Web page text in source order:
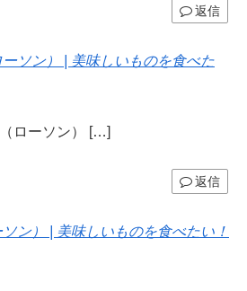
返信
ソン） | 美味しいものを食べた
ローソン） […]
返信
ン） | 美味しいものを食べたい！